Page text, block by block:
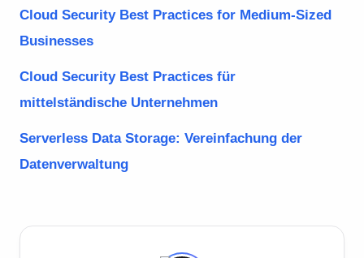
Cloud Security Best Practices for Medium-Sized
Businesses
Cloud Security Best Practices für
mittelständische Unternehmen
Serverless Data Storage: Vereinfachung der
Datenverwaltung